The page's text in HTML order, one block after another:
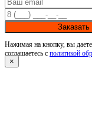
Нажимая на кнопку, вы
соглашаетесь с политикой
×